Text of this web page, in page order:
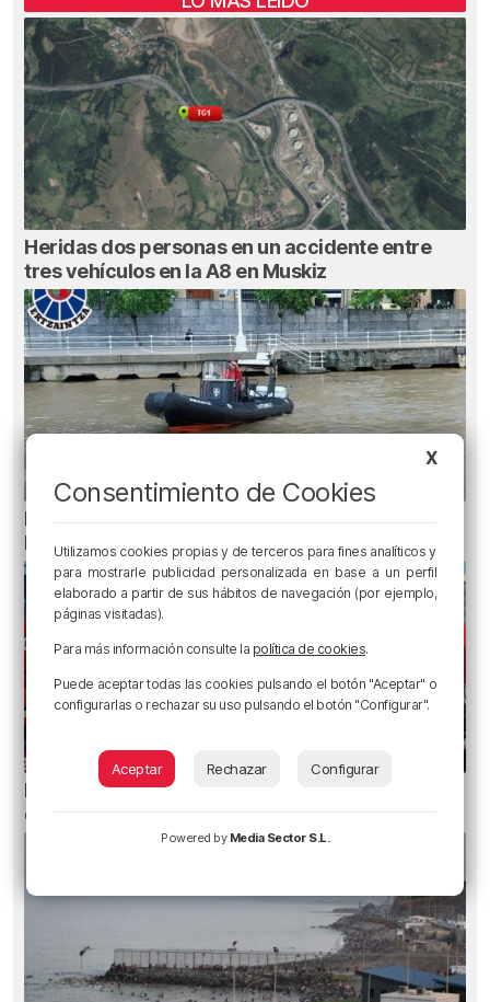
Heridas dos personas en un accidente entre
tres vehículos en la A8 en Muskiz
Recuperado el cuerpo sin vida de una mujer en
la ría de Bilbao
Metro Bilbao cierra la estación de San Mamés
durante una hora por un incendio
X
Consentimiento de Cookies
Utilizamos cookies propias y de terceros para fines analíticos y
para mostrarle publicidad personalizada en base a un perfil
elaborado a partir de sus hábitos de navegación (por ejemplo,
páginas visitadas).
Para más información consulte la política de cookies.
Puede aceptar todas las cookies pulsando el botón "Aceptar" o
configurarlas o rechazar su uso pulsando el botón "Configurar".
Aceptar Rechazar Configurar
Powered by Media Sector S.L.